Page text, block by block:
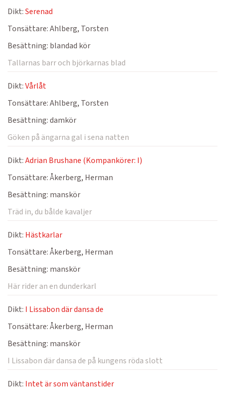
Dikt:Serenad
Tonsättare:Ahlberg, Torsten
Besättning: blandad kör
Tallarnas barr och björkarnas blad
Dikt:Vårlåt
Tonsättare:Ahlberg, Torsten
Besättning:damkör
Göken på ängarna gal i sena natten
Dikt:Adrian Brushane (Kompankörer: I)
Tonsättare:Åkerberg, Herman
Besättning: manskör
Träd in, du bålde kavaljer
Dikt: Hästkarlar
Tonsättare:Åkerberg, Herman
Besättning: manskör
Här rider an en dunderkarl
Dikt: I Lissabon där dansa de
Tonsättare:Åkerberg, Herman
Besättning: manskör
I Lissabon där dansa de på kungens röda slott
Dikt: Intet är som väntanstider